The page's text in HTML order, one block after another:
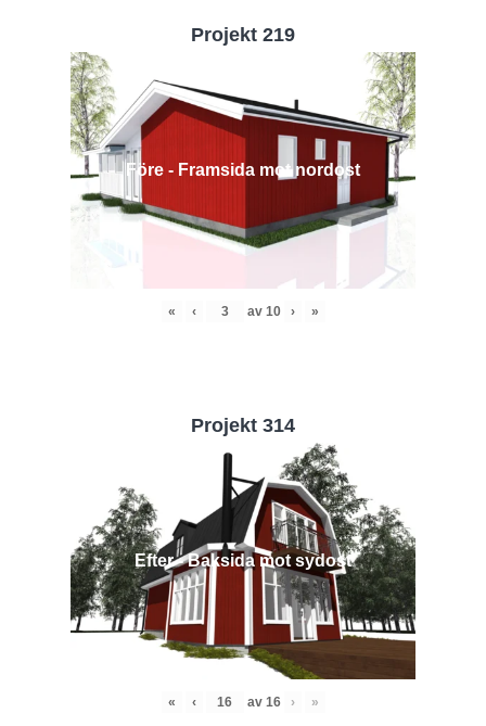
Projekt 219
Före - Framsida mot nordost
« ‹ av 10 › »
Projekt 314
Efter - Baksida mot sydost
« ‹ av 16 › »